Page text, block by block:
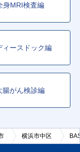
身MRI検査編
ィースドック編
腸がん検診編
横浜市中区